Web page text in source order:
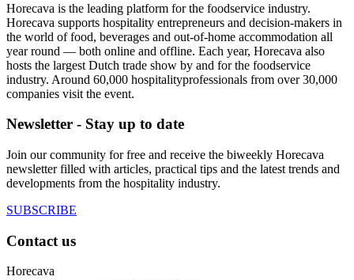
Horecava is the leading platform for the foodservice industry.
Horecava supports hospitality entrepreneurs and decision-makers in
the world of food, beverages and out-of-home accommodation all
year round — both online and offline. Each year, Horecava also
hosts the largest Dutch trade show by and for the foodservice
industry. Around 60,000 hospitalityprofessionals from over 30,000
companies visit the event.
Newsletter - Stay up to date
Join our community for free and receive the biweekly Horecava
newsletter filled with articles, practical tips and the latest trends and
developments from the hospitality industry.
SUBSCRIBE
Contact us
Horecava